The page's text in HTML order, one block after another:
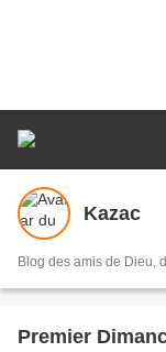
Kazac
Blog des amis de Dieu,
Premier